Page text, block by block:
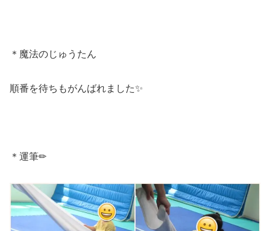
＊魔法のじゅうたん
順番を待ちもがんばれました✨
＊運筆✏